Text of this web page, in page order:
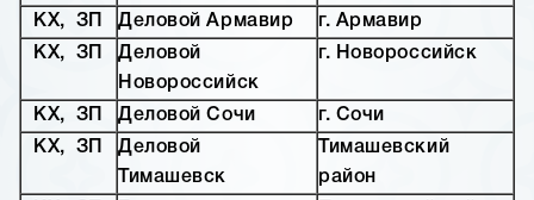
КХ, ЗП Деловой Армавир
г. Армавир
КХ, ЗП
Деловой
Новороссийск
г. Новороссийск
КХ, ЗП Деловой Сочи
г. Сочи
КХ, ЗП
Деловой
Тимашевск
Тимашевский
район